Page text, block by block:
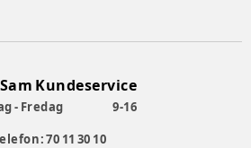
Kundeservice
- Fredag
9-16
70 11 30 10